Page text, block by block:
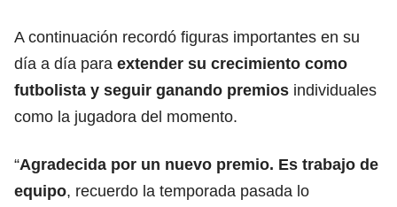
A continuación recordó figuras importantes en su
día a día para extender su crecimiento como
futbolista y seguir ganando premios individuales
como la jugadora del momento.
“Agradecida por un nuevo premio. Es trabajo de
equipo, recuerdo la temporada pasada lo